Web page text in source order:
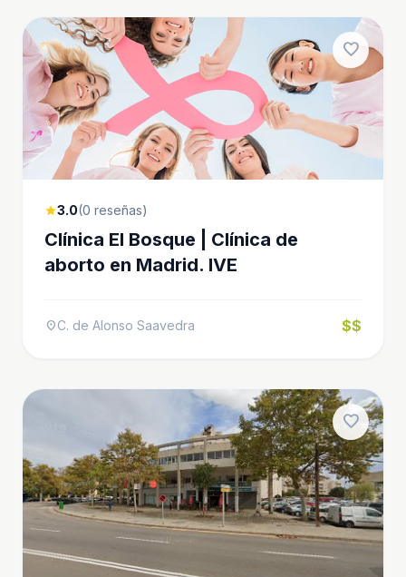
favorite
star3.0(0 reseñas)
Clínica El Bosque | Clínica de
aborto en Madrid. IVE
location_onC. de Alonso Saavedra $$
favorite